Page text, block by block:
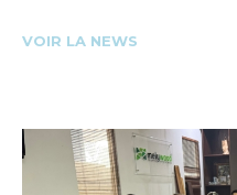
VOIR LA NEWS